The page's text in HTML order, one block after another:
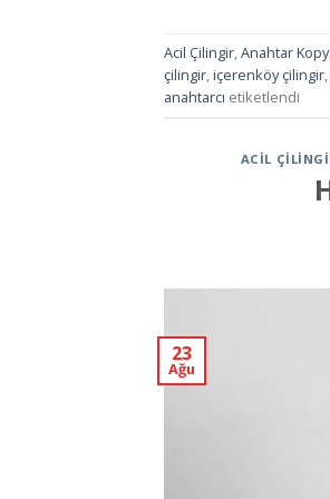
Acil Çilingir,Anahtar
çilingir,içerenköy çilingir,
anahtarcı etiketlendi
ACIL
23
Ağu